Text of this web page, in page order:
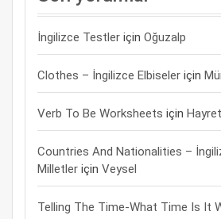
İngilizce Testler için Oğuzalp
Clothes – İngilizce Elbiseler için
Verb To Be Worksheets için
Countries And Nationalities –
Milletler için Veysel
Telling The Time-What Time Is It